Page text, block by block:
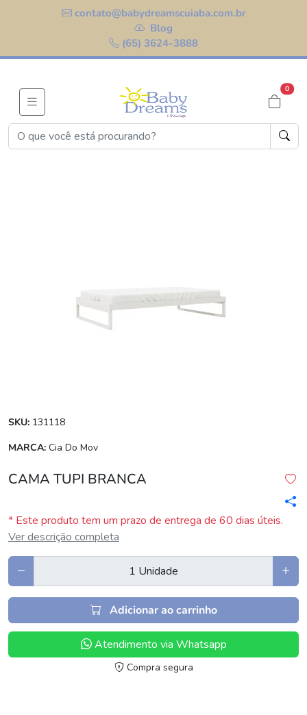
contato@babydreamscuiaba.com.br
Blog
(65) 3624-3888
0
SKU: 131118
MARCA: Cia Do Mov
CAMA TUPI BRANCA
* Este produto tem um prazo de entrega de 60 dias úteis.
Ver descrição completa
Adicionar ao carrinho
Atendimento via Whatsapp
Compra segura